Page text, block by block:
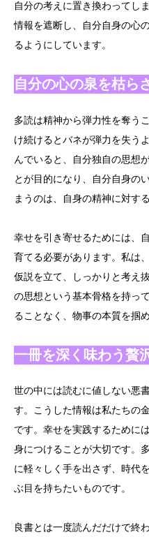
自分の考えに置き換わってし
情報を遮断し、自分自身の心
るようにしています。
自分の心の泉を枯ら
多読は精神から弾力性を奪う
け続けるとバネが弾力を失う
んでいると、自分独自の思想
とが目的になり、自分自身の
まうのは、自身の精神に対す
幸せを引き寄せるためには、
育てる必要があります。私は
仮説を立て、しっかりと考え
の思想という基本骨格を持っ
ることなく、物事の本質を掴
一冊を深く味わう贅
世の中には読むに値しない悪
す。こうした情報は私たちの
です。幸せを実践するために
身につけることが大切です。
に軽々しく手を出さず、時代
ぶ目を持ちたいものです。
良書とは一度読んだだけで終